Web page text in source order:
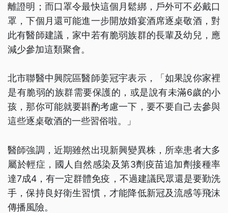
離證明；而口罩令最快這個月鬆綁，戶外可不必戴口
罩，下個月還可能進一步開放婚宴酒席逐桌敬酒，對
此有醫師建議，家中若有脆弱族群的長輩及幼兒，應
減少參加這類聚會。
北市聯醫中興院區醫師姜冠宇表示，「如果說你家裡
是有脆弱的族群需要保護的，或是說有未滿6歲的小
孩，那你可能就要斟酌考慮一下，要不要自己去參與
這些逐桌敬酒的一些習俗啦。」
醫師強調，近期雖然出現新興變異株，所幸患者大多
屬於輕症，國人自然感染及第3劑疫苗追加劑接種率
達7成4，有一定群體免疫，不過建議民眾還是要勤洗
手，保持良好衛生習慣，才能降低新冠及流感等飛沫
傳播風險。